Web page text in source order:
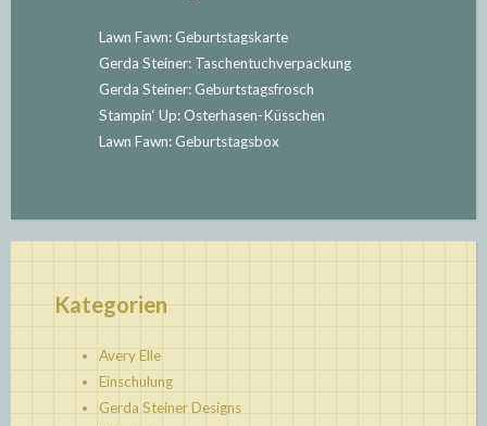
Lawn Fawn: Geburtstagskarte
Gerda Steiner: Taschentuchverpackung
Gerda Steiner: Geburtstagsfrosch
Stampin‘ Up: Osterhasen-Küsschen
Lawn Fawn: Geburtstagsbox
Kategorien
Avery Elle
Einschulung
Gerda Steiner Designs